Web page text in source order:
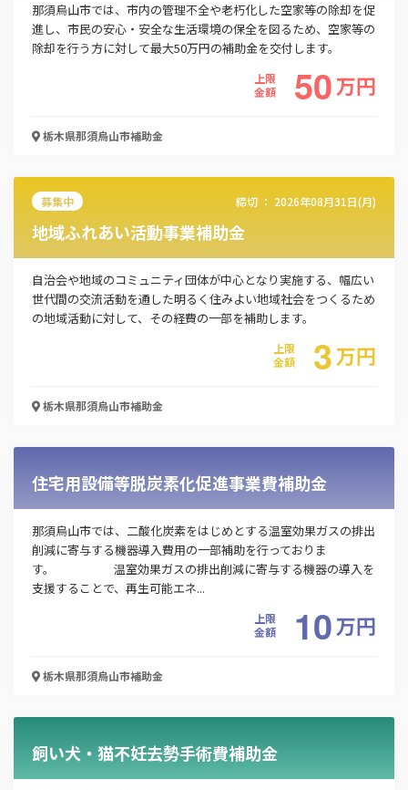
この補助金の情報をPDFダウンロード
那須烏山市では、市内の管理不全や老朽化した空家等の除却を促
進し、市民の安心・安全な生活環境の保全を図るため、空家等の
除却を行う方に対して最大50万円の補助金を交付します。
上限
金額
50万円
栃木県那須烏山市補助金
募集中 締切 ： 2026年08月31日(月)
地域ふれあい活動事業補助金
自治会や地域のコミュニティ団体が中心となり実施する、幅広い
世代間の交流活動を通した明るく住みよい地域社会をつくるため
の地域活動に対して、その経費の一部を補助します。
上限
金額
3万円
栃木県那須烏山市補助金
住宅用設備等脱炭素化促進事業費補助金
那須烏山市では、二酸化炭素をはじめとする温室効果ガスの排出
削減に寄与する機器導入費用の一部補助を行っておりま
す。 温室効果ガスの排出削減に寄与する機器の導入を
支援することで、再生可能エネ...
上限
金額
10万円
栃木県那須烏山市補助金
飼い犬・猫不妊去勢手術費補助金